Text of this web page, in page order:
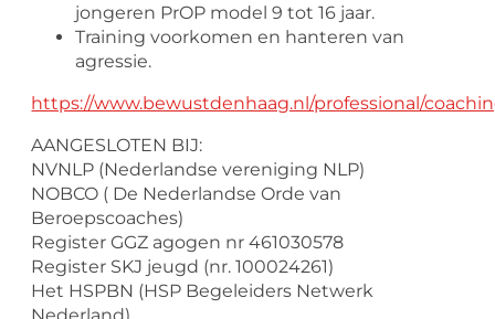
jongeren PrOP model 9 tot 16 jaar.
Training voorkomen en hanteren van
agressie.
https://www.bewustdenhaag.nl/professional/
AANGESLOTEN BIJ:
NVNLP (Nederlandse vereniging NLP)
NOBCO ( De Nederlandse Orde van
Beroepscoaches)
Register GGZ agogen nr 461030578
Register SKJ jeugd (nr. 100024261)
Het HSPBN (HSP Begeleiders Netwerk
Nederland)